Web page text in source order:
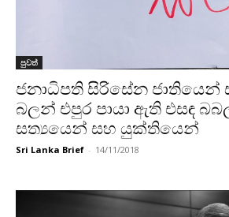
පුවත්
ජනාධිපති සිරිසේන ජාතියෙන්
බලන් එපුර පායා ඇති එසඳ
සත්‍යයෙන් සහ යුක්තියෙන්
Sri Lanka Brief - 14/11/2018